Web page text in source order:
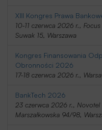
XIII Kongres Prawa
10-11 czerwca 2026 r.,
Suwak 15, Warszawa
Kongres Finansowania
Obronności 2026
17-18 czerwca 2026 r.,
BankTech 2026
23 czerwca 2026 r., Novotel
Marszałkowska 94/98,